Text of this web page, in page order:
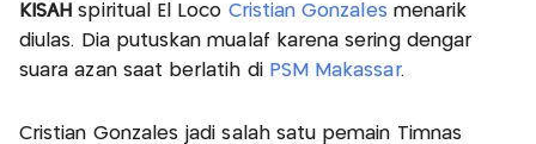
KISAHspiritual El Loco Cristian Gonzalesmenarik
diulas. Dia putuskan mualaf karena sering dengar
suara azan saat berlatih di PSM Makassar.
Cristian Gonzales jadi salah satu pemain Timnas